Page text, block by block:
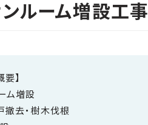
ルーム増設工事
要】
ム増設
撤去・樹木伐根